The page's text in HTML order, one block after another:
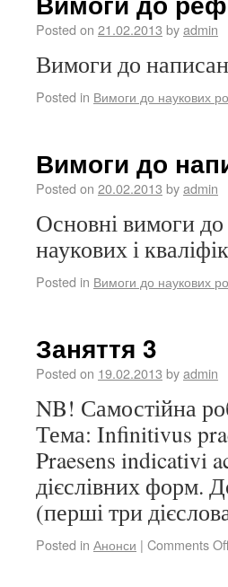
Posted on 21.02.2013 byadmin
Вимоги до
Posted in Вимоги до наукових
Вимоги до
Posted on 20.02.2013 byadmin
Основні вимоги
наукових і
Posted in Вимоги до наукових
Заняття 3
Posted on 19.02.2013 byadmin
NB! Самостійна
Тема: Infinitivus
Praesens indicativi
дієслівних форм.
(перші три
Posted in Анонси | Comments